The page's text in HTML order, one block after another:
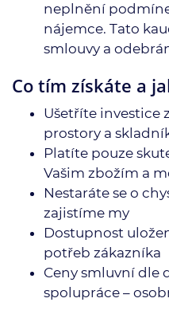
neplnění
nájemce. Tato
smlouvy a
Co tím získáte a
Ušetříte investice
prostory a
Platíte pouze
Vašim zbožím a
Nestaráte se o
zajistíme my
Dostupnost
potřeb zákazníka
Ceny smluvní dle
spolupráce –